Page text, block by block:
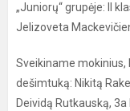
„Juniorų“ grupėje: II
Jelizoveta
Sveikiname mokinius,
dešimtuką: Nikitą
Deividą Rutkauską,